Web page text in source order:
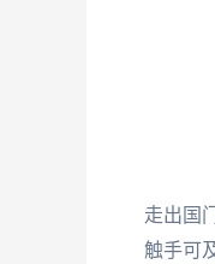
走出国
触手可